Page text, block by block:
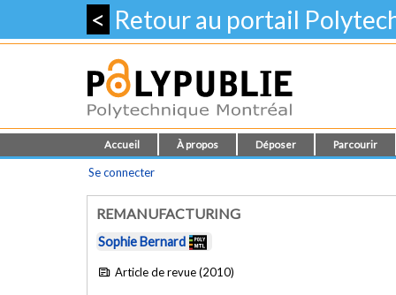
< Retour au portail
Accueil À propos Déposer Parcourir
Se connecter
REMANUFACTURING
Sophie Bernard
Article de revue (2010)